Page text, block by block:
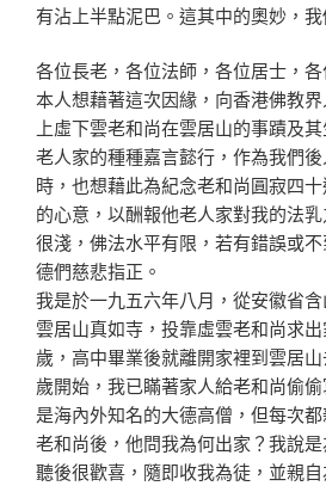
有沾上半點泥巴。這其中的奧妙，
各位長老，各位法師，各位居士，各
本人想藉著這次因緣，向香港佛教
上虛下雲老和尚在雲居山的事蹟及
老人家的種種嘉言懿行，作為我們
時，也想藉此為紀念老和尚圓寂四
的心意，以酬報他老人家對我的法
很淺，佛法水平有限，若有錯誤或
德們慈悲指正。
我是於一九五六年八月，從安徽省
雲居山真如寺，投靠虛雲老和尚求
歲，高中畢業後就離開家裡到雲居
歲開始， 我已瞞著家人給老和尚偷
是海內外知名的大德高僧，但每次
老和尚後，他問我為何出家？我說
聽後很歡喜，隨即收我為徒，並親